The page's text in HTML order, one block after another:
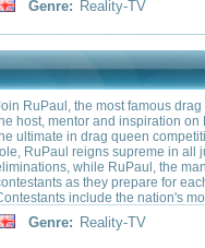
Alaskas härtesten Outdoor-
versuchen, eine Expedition von
zu überleben. Die Kameras
das an die Grenzen geht, hautnah
Episoden wird dokumentiert,
Abenteurer ihren Weg Stück
die spektakuläre und brutale
bahnen, durch eine gnadenlose Ecke
Mensch nicht geschaffen ist. Während
ihrer Route durch eine der
Gebiete der Erde folgen, müssen sie
Überlebensfähigkeiten verlassen, die
hinweg weitergegeben wurden und in
zum Vorschein kommen.
TV IMDb: 7.9 / 10
two brothers from Michigan with a